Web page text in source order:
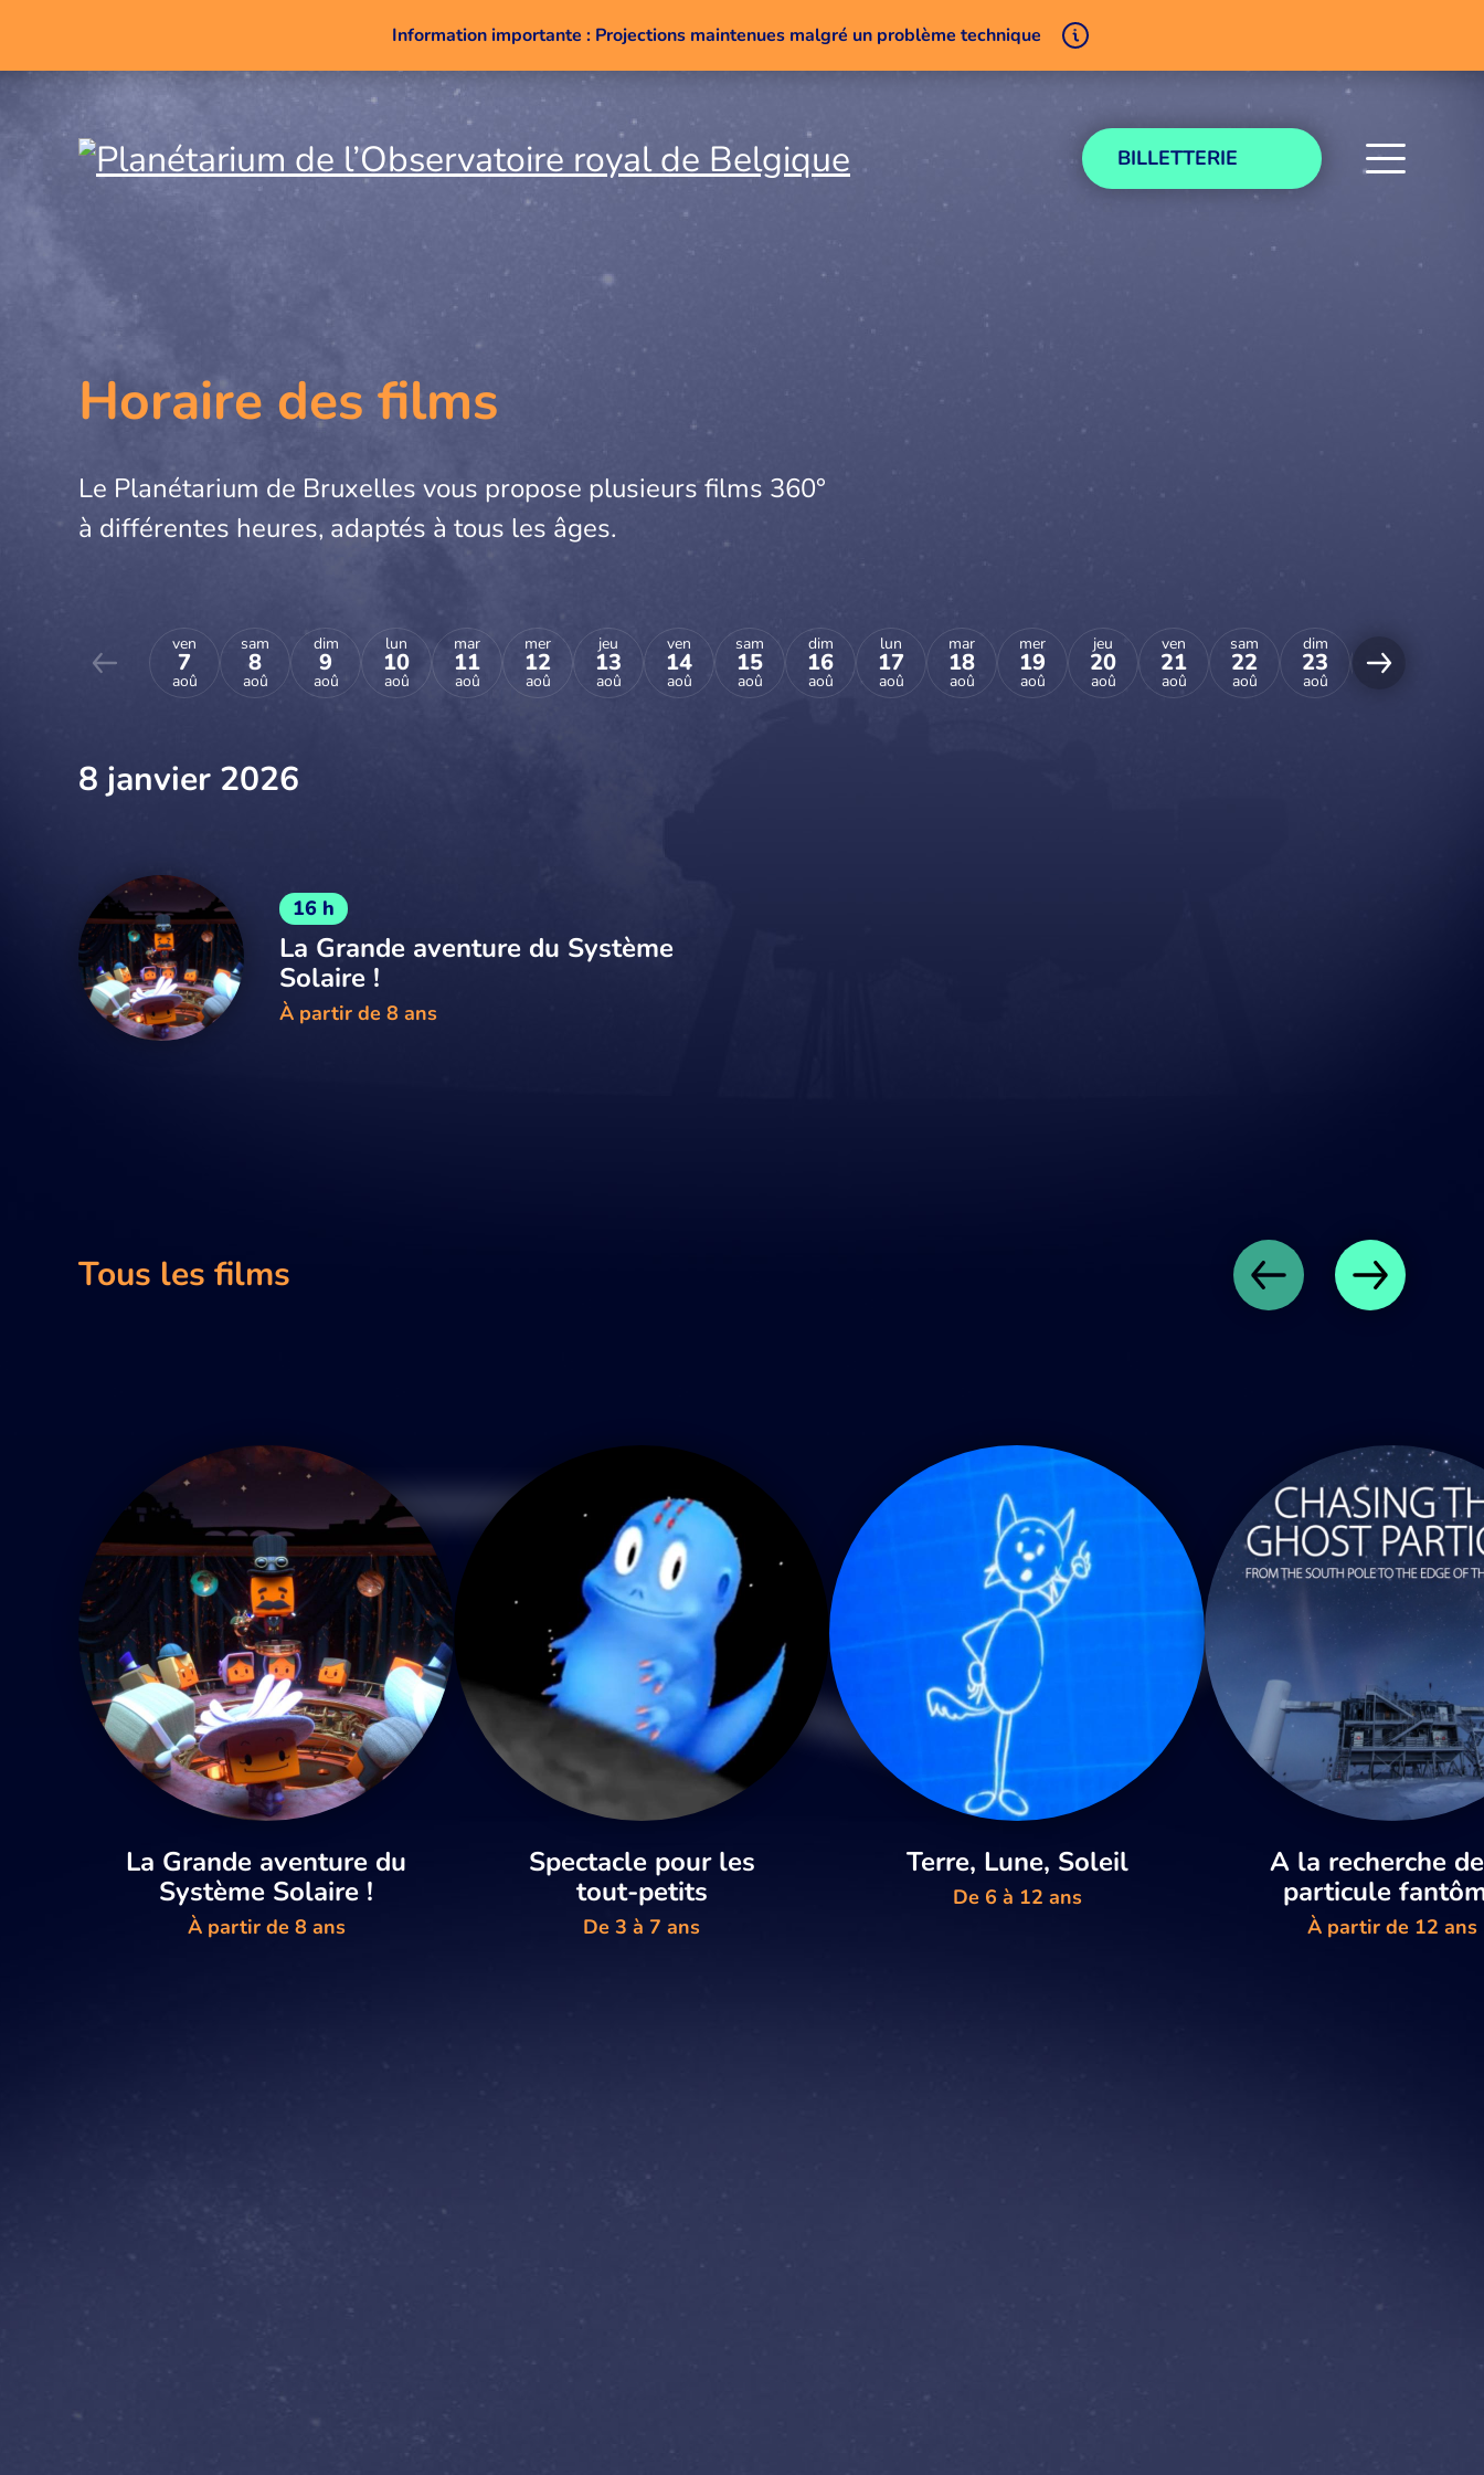
Information importante : Projections maintenues malgré un problème technique
BILLETTERIE
Horaire des films
Le Planétarium de Bruxelles vous propose plusieurs films 360°
à différentes heures, adaptés à tous les âges.
ven
7
aoû
sam
8
aoû
dim
9
aoû
lun
10
aoû
mar
11
aoû
mer
12
aoû
jeu
13
aoû
ven
14
aoû
sam
15
aoû
dim
16
aoû
lun
17
aoû
mar
18
aoû
mer
19
aoû
jeu
20
aoû
ven
21
aoû
sam
22
aoû
dim
23
aoû
24
aoû
8 janvier 2026
16 h
La Grande aventure du Système
Solaire !
À partir de 8 ans
Tous les films
La Grande aventure du
Système Solaire !
À partir de 8 ans
Spectacle pour les
tout-petits
De 3 à 7 ans
Terre, Lune, Soleil
De 6 à 12 ans
A la recherche
particule
À partir de 12 ans